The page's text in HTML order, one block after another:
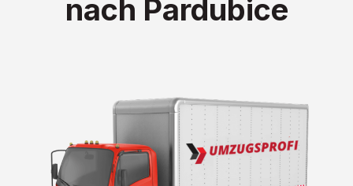
nach Pardubice